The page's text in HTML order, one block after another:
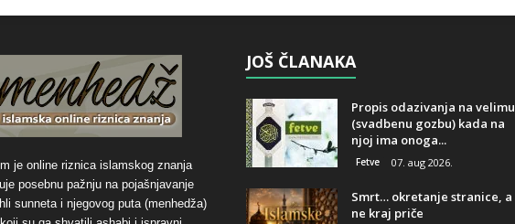
je online riznica islamskog znanja
posebnu pažnju na pojašnjavanje
sunneta i njegovog puta (menhedža)
JOŠ ČLANAKA
Propis odazivanja na velimu
(svadbenu gozbu) kada na
njoj ima onoga...
Fetve 07. aug 2026.
Smrt… okretanje stranice, a
ne kraj priče